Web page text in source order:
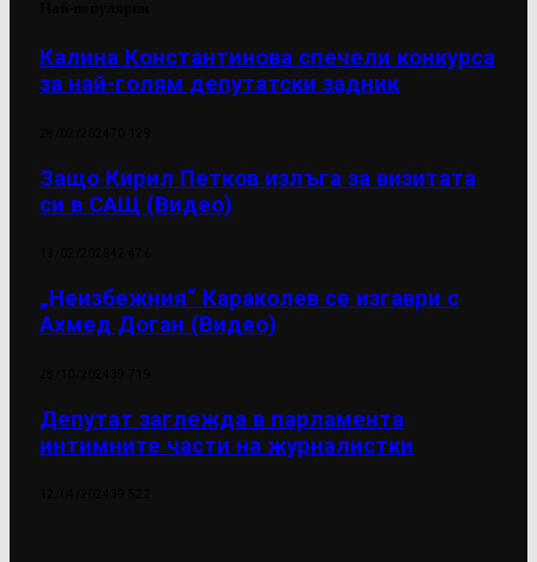
Калина Константинова спечели конкурса
за най-голям депутатски задник
Защо Кирил Петков излъга за визитата
си в САЩ (Видео)
„Неизбежния“ Караколев се изгаври с
Ахмед Доган (Видео)
Депутат заглежда в парламента
интимните части на журналистки